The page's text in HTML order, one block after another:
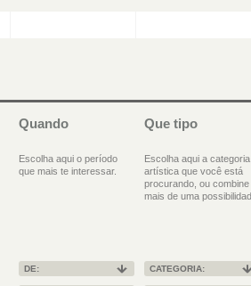
Quando
Escolha aqui o período
que mais te interessar.
Que tipo
Escolha aqui a categoria
artística que você está
procurando, ou combine
mais de uma
DE: CATEGORIA: